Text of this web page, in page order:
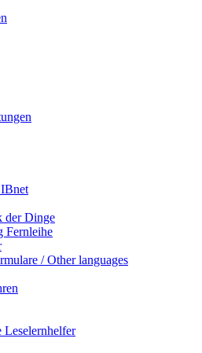
der Dinge
Fernleihe
/ Other languages